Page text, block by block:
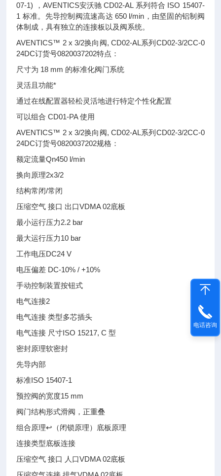
07-1) ，AVENTICS安沃驰 CD02-AL 系列符合 ISO 15407-
1 标准。先导控制阀流速高达 650 l/min，由坚固的铝制阀
体制成，具有独立的连接板以及阀系统。
AVENTICS™ 2 x 3/2换向阀, CD02-AL系列CD02-3/2CC-0
24DC订货号0820037202特点：
尺寸为 18 mm 的标准化阀门系统
灵活且功能*
通过在线配置器轻松灵活地进行特定个性化配置
可以组合 CD01-PA 使用
AVENTICS™ 2 x 3/2换向阀, CD02-AL系列CD02-3/2CC-0
24DC订货号0820037202规格：
额定流量Qn450 l/min
换向原理2x3/2
结构常闭/常闭
压缩空气 接口 出口VDMA 02底板
最小运行压力2.2 bar
最大运行压力10 bar
工作电压DC24 V
电压偏差 DC-10% / +10%
手动控制装置按钮式
电气连接2
电气连接 类型多芯插头
电气连接 尺寸ISO 15217, C 型
密封原理软密封
先导内部
标准ISO 15407-1
预控阀的宽度15 mm
阀门结构形式滑阀，正重叠
组合原理↩（闭锁原理）底板原理
连接类型底板连接
压缩空气 接口 人口VDMA 02底板
电话咨询